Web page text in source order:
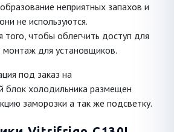
неприятных запахов и
не используются.
того, чтобы облегчить доступ для
монтаж для установщиков.
под заказ на
блок холодильника размещен
заморозки а так же подсветку.